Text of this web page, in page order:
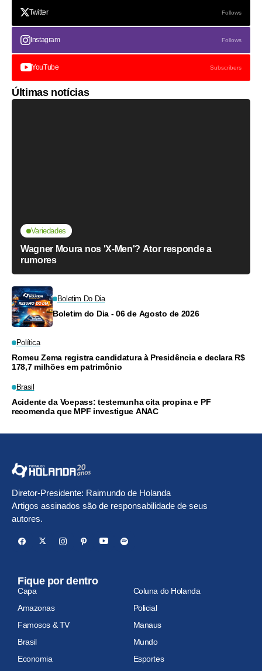
Twitter Follows
Instagram Follows
YouTube Subscribers
Últimas notícias
Variedades
Wagner Moura nos 'X-Men'? Ator responde a
rumores
Boletim Do Dia
Boletim do Dia - 06 de Agosto de 2026
Política
Romeu Zema registra candidatura à Presidência e declara R$
178,7 milhões em patrimônio
Brasil
Acidente da Voepass: testemunha cita propina e PF
recomenda que MPF investigue ANAC
Diretor-Presidente: Raimundo de Holanda
Artigos assinados são de responsabilidade de seus
autores.
Fique por dentro
Capa
Coluna do Holanda
Amazonas
Policial
Famosos & TV
Manaus
Brasil
Mundo
Economia
Esportes